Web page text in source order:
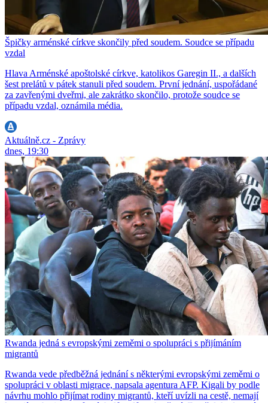
Špičky arménské církve skončily před soudem. Soudce se případu
vzdal
Hlava Arménské apoštolské církve, katolikos Garegin II., a dalších
šest prelátů v pátek stanuli před soudem. První jednání, uspořádané
za zavřenými dveřmi, ale zakrátko skončilo, protože soudce se
případu vzdal, oznámila média.
Aktuálně.cz - Zprávy
dnes, 19:30
Rwanda jedná s evropskými zeměmi o spolupráci s přijímáním
migrantů
Rwanda vede předběžná jednání s některými evropskými zeměmi o
spolupráci v oblasti migrace, napsala agentura AFP. Kigali by podle
návrhu mohlo přijímat rodiny migrantů, kteří uvízli na cestě, nemají